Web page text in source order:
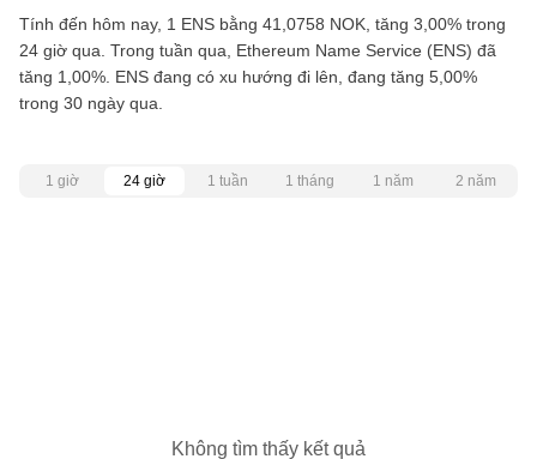
Tính đến hôm nay, 1 ENS bằng 41,0758 NOK, tăng 3,00% trong
24 giờ qua. Trong tuần qua, Ethereum Name Service (ENS) đã
tăng 1,00%. ENS đang có xu hướng đi lên, đang tăng 5,00%
trong 30 ngày qua.
1 giờ 24 giờ 1 tuần 1 tháng 1 năm 2 năm
Không tìm thấy kết quả